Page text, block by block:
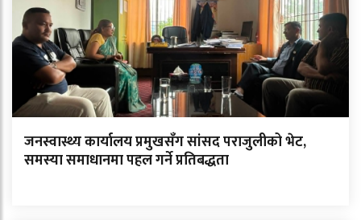
जनस्वास्थ्य कार्यालय प्रमुखसँग सांसद पराजुलीको भेट,
समस्या समाधानमा पहल गर्ने प्रतिबद्धता